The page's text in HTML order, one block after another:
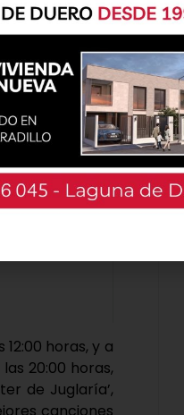
12:00 horas con
‘Flok on
término -20.30
harán bailar a
horas, y a
20:00 horas,
de Juglaría’,
canciones